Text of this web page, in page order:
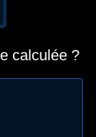
calculée ?